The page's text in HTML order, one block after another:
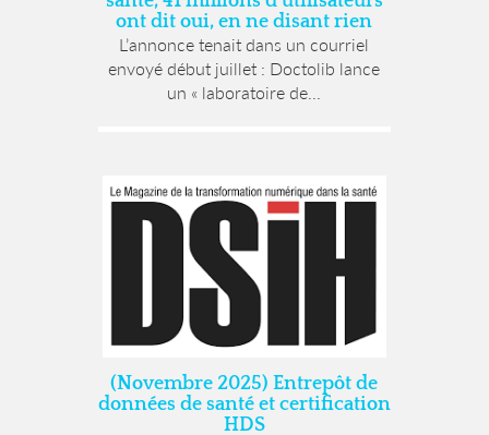
ont dit oui, en ne disant rien
L’annonce tenait dans un courriel
envoyé début juillet : Doctolib lance
un « laboratoire de...
(Novembre 2025) Entrepôt de
données de santé et certification
HDS